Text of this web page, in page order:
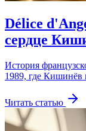
Délice
сердце
История
1989, где
Читать статью